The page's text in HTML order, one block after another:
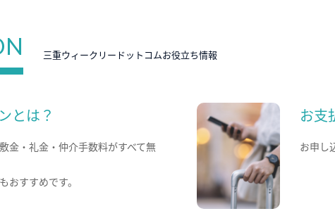
三重ウィークリードットコムお役立ち情報
とは？
金・礼金・仲介手数料がすべて無
おすすめです。
お支
お申し